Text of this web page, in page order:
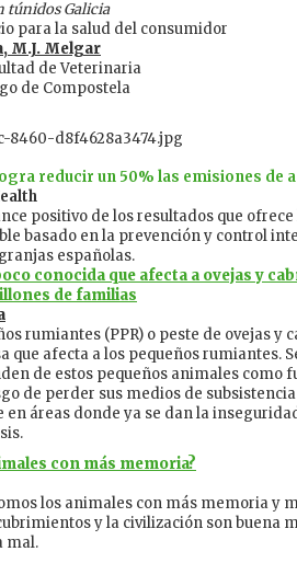
túnidos Galicia
para la salud del consumidor
M.J. Melgar
de Veterinaria
de Compostela
reducir un 50% las emisiones de
positivo de los resultados que
basado en la prevención y control
españolas.
conocida que afecta a ovejas y
de familias
rumiantes (PPR) o peste de ovejas y
que afecta a los pequeños rumiantes.
de estos pequeños animales como
de perder sus medios de
áreas donde ya se dan la
con más memoria?
los animales con más memoria y
y la civilización son buena
mal.